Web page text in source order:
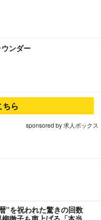
ンダー
ちら
sponsored by 求人ボックス
”を祝われた驚きの回数